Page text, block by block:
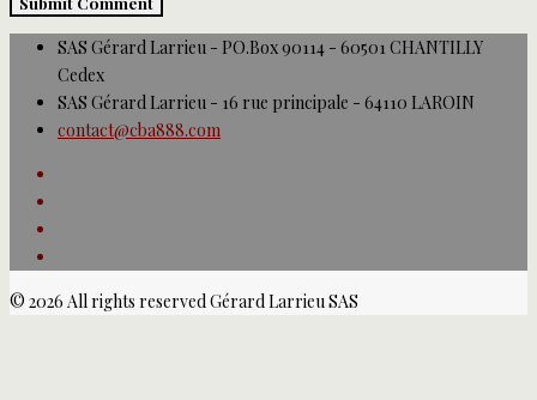
SAS Gérard Larrieu - PO.Box 90114 - 60501 CHANTILLY
Cedex
SAS Gérard Larrieu - 16 rue principale - 64110 LAROIN
contact@cba888.com
© 2026 All rights reserved Gérard Larrieu SAS